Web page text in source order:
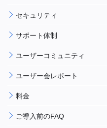
セキュリティ
サポート体制
ユーザーコミュニティ
ユーザー会レポート
料金
ご導入前のFAQ